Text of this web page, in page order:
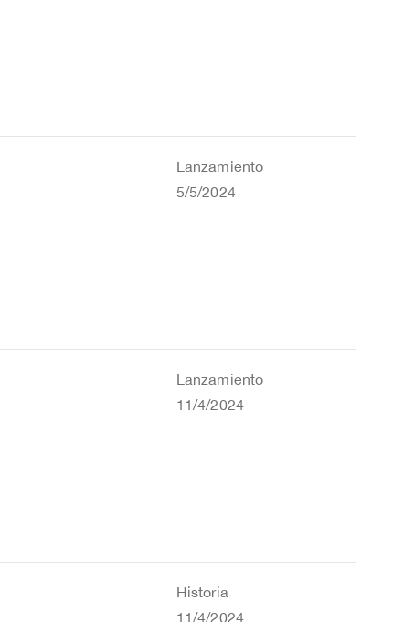
Lanzamiento
5/5/2024
Lanzamiento
11/4/2024
Historia
11/4/2024